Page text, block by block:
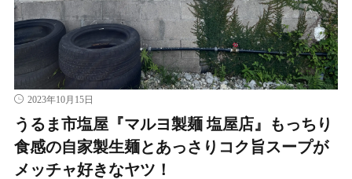
2023年10月15日
うるま市塩屋『マルヨ製麺 塩屋店』もっちり
食感の自家製生麺とあっさりコク旨スープが
メッチャ好きなヤツ！